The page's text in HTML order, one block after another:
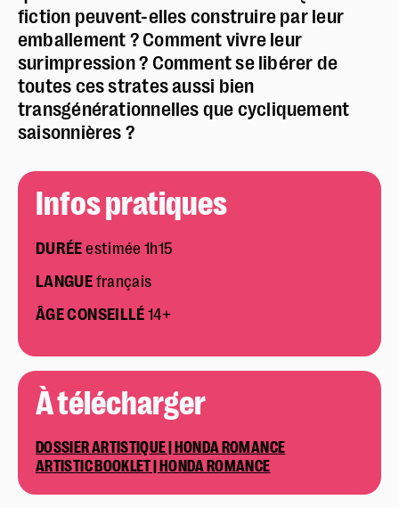
Votre venue
Newsletter
fiction peuvent-elles construire par leur
emballement ? Comment vivre leur
surimpression ? Comment se libérer de
toutes ces strates aussi bien
transgénérationnelles que cycliquement
saisonnières ?
Infos pratiques
DURÉE estimée 1h15
LANGUE français
ÂGE CONSEILLÉ14+
À télécharger
DOSSIER ARTISTIQUE | HONDA ROMANCE
ARTISTIC BOOKLET | HONDA ROMANCE